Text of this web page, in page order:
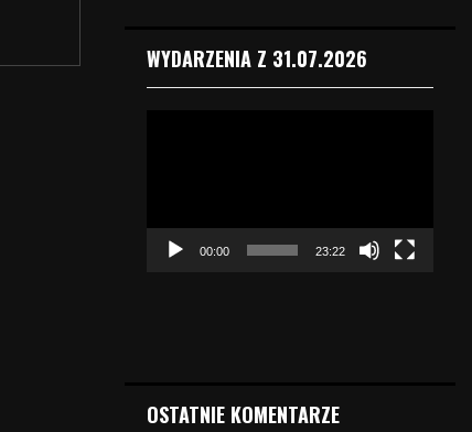
WYDARZENIA Z 31.07.2026
e
00:00 23:22
OSTATNIE KOMENTARZE